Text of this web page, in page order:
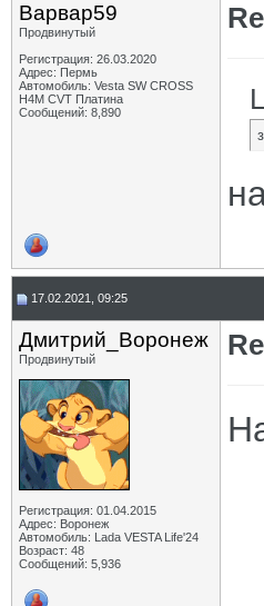
Варвар59
Продвинутый
Регистрация: 26.03.2020
Адрес: Пермь
Автомобиль: Vesta SW CROSS
H4M CVT Платина
Сообщений: 8,890
17.02.2021, 09:25
Дмитрий_Воронеж
Продвинутый
Регистрация: 01.04.2015
Адрес: Воронеж
Автомобиль: Lada VESTA Life'24
Возраст: 48
Сообщений: 5,936